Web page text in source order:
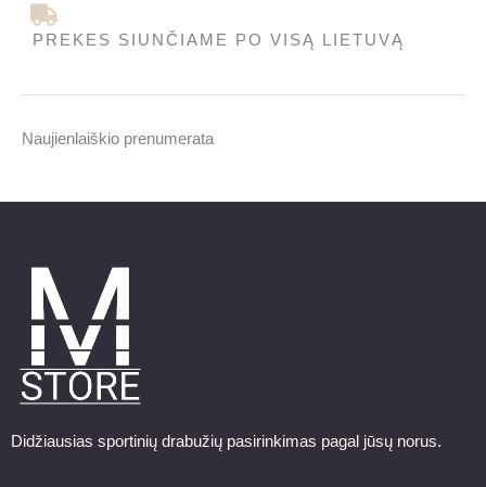
PREKES SIUNČIAME PO VISĄ LIETUVĄ
Naujienlaiškio prenumerata
Didžiausias sportinių drabužių pasirinkimas pagal jūsų norus.